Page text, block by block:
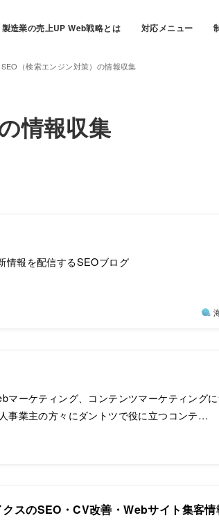
製造業の売上UP Web戦略とは 対応メニュー
SEO（検索エンジン対策）の情報収集
情報収集
情報を配信するSEOブログ
マーケティング、コンテンツマーケティング
事業主の方々にダントツで役に立つコンテ…
スのSEO・CV改善・Webサイト集客